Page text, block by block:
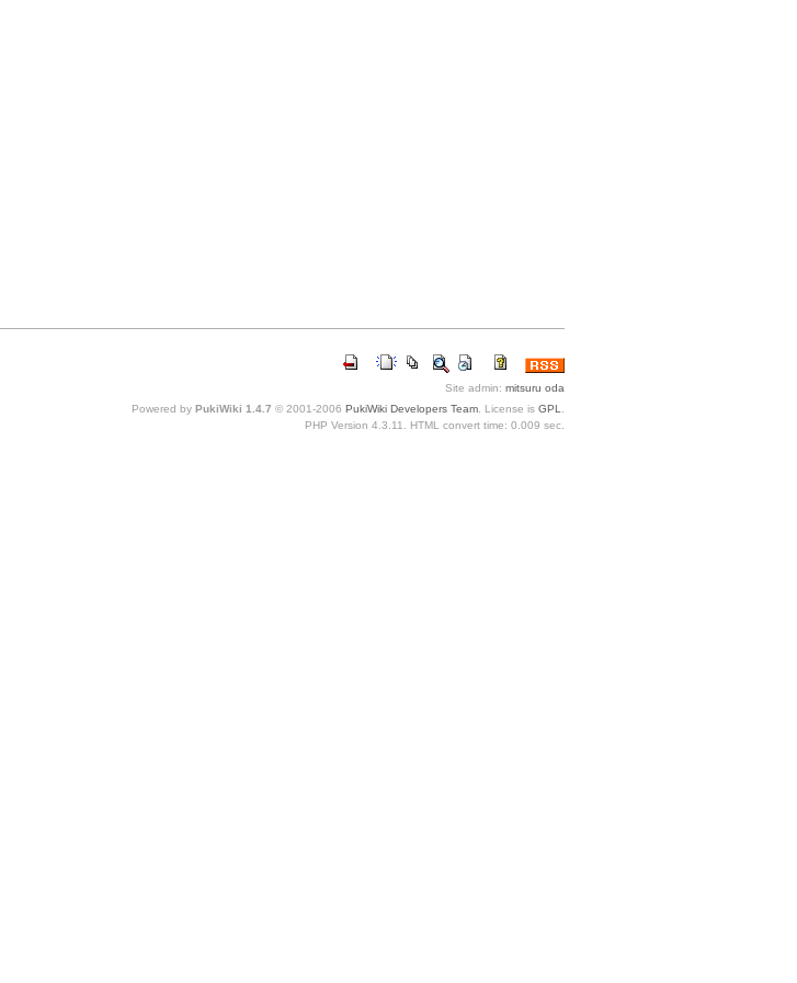
Site admin: mitsuru oda
Powered by PukiWiki 1.4.7 © 2001-2006 PukiWiki Developers Team . License is GPL
PHP Version 4.3.11. HTML convert time: 0.009 sec.